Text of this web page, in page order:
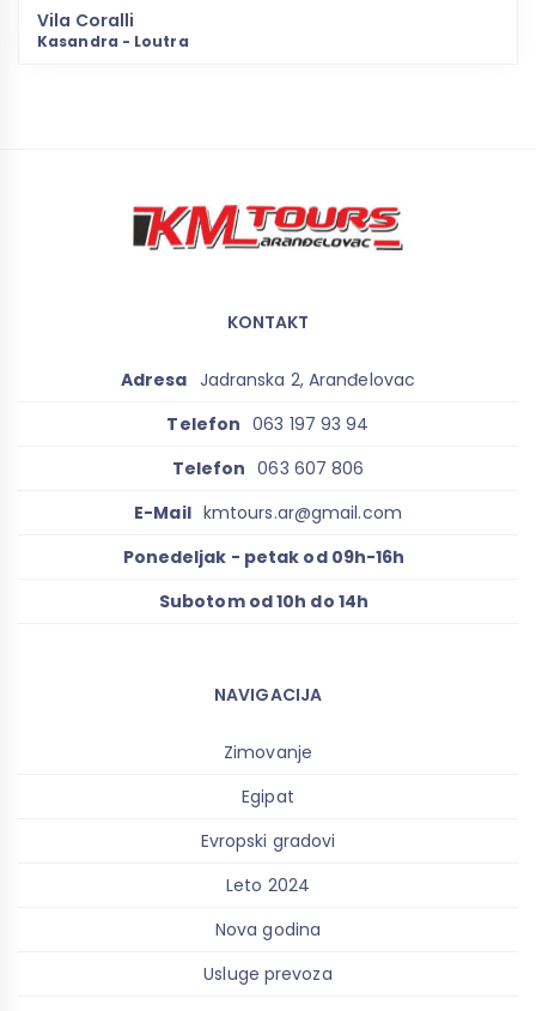
Vila Coralli
Kasandra - Loutra
KONTAKT
Adresa Jadranska 2, Aranđelovac
Telefon 063 197 93 94
Telefon 063 607 806
E-Mail kmtours.ar@gmail.com
Ponedeljak - petak od 09h-16h
Subotom od 10h do 14h
NAVIGACIJA
Zimovanje
Egipat
Evropski gradovi
Leto 2024
Nova godina
Usluge prevoza